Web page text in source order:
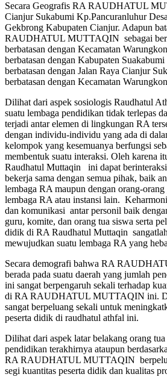
Secara Geografis RA RAUDHATUL
Cianjur Sukabumi Kp.Pancuranluhur
Gekbrong Kabupaten Cianjur. Adapun
RAUDHATUL MUTTAQIN sebagai
berbatasan dengan Kecamatan
berbatasan dengan Kabupaten Suakabumi
berbatasan dengan Jalan Raya Cianjur
berbatasan dengan Kecamatan
Dilihat dari aspek sosiologis Raudhatul
suatu lembaga pendidikan tidak terlepas
terjadi antar elemen di lingkungan RA
dengan individu-individu yang ada di
kelompok yang kesemuanya berfungsi
membentuk suatu interaksi. Oleh karena
Raudhatul Muttaqin ini dapat
bekerja sama dengan semua pihak, baik
lembaga RA maupun dengan orang-
lembaga RA atau instansi lain.
dan komunikasi antar personil baik
guru, komite, dan orang tua siswa serta
didik di RA Raudhatul Muttaqin
mewujudkan suatu lembaga RA yang
Secara demografi bahwa RA
berada pada suatu daerah yang jumlah
ini sangat berpengaruh sekali terhadap
di RA RAUDHATUL MUTTAQIN ini.
sangat berpeluang sekali untuk
peserta didik di raudhatul athfal ini.
Dilihat dari aspek latar belakang orang
pendidikan terakhirnya ataupun
RA RAUDHATUL MUTTAQIN
segi kuantitas peserta didik dan kualitas